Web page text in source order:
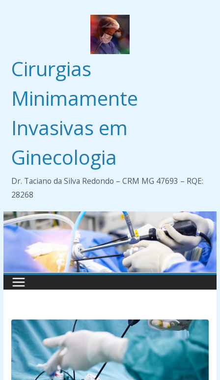
Cirurgias
Minimamente
Invasivas em
Ginecologia
Dr. Taciano da Silva Redondo – CRM MG 47693 – RQE:
28268